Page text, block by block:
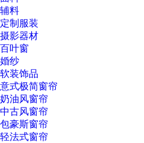
辅料
定制服装
摄影器材
百叶窗
婚纱
软装饰品
意式极简窗帘
奶油风窗帘
中古风窗帘
包豪斯窗帘
轻法式窗帘